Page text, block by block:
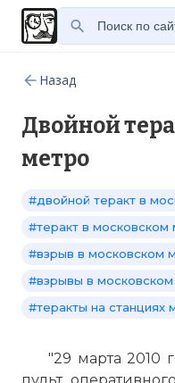
Назад
Двойной
метро
#двойной теракт в
#теракт в московском
#взрыв в московском
#взрывы в
#теракты на станциях
"29 марта 2010